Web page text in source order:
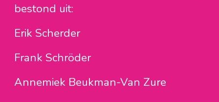
bestond uit:
Erik Scherder
Frank Schröder
Annemiek Beukman-Van Zure